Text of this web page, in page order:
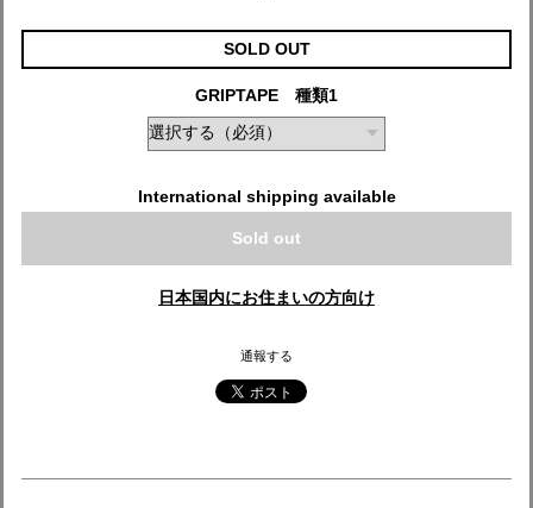
SOLD OUT
GRIPTAPE 種類1
International shipping available
Sold out
日本国内にお住まいの方向け
通報する